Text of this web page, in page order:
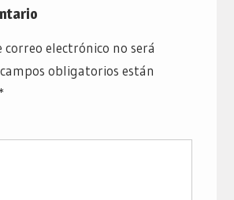
correo electrónico no será
obligatorios están